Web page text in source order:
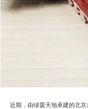
近期，由绿茵天地承建的北京